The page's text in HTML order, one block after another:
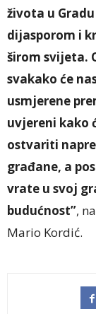
života u
dijasporom i
širom svijeta.
svakako će
usmjerene
uvjereni kako
ostvariti
građane, a
vrate u svoj
budućnost”,
Mario Kordić.